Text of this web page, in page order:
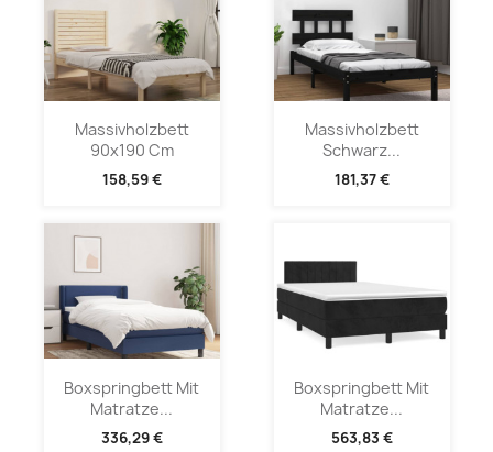
Massivholzbett
90x190 Cm
158,59 €
Massivholzbett
Schwarz...
181,37 €
Boxspringbett Mit
Matratze...
336,29 €
Boxspringbett Mit
Matratze...
563,83 €